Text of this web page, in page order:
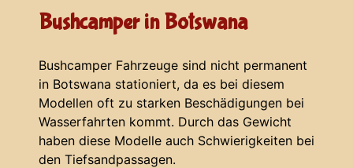
Bushcamper in Botswana
Bushcamper Fahrzeuge sind nicht permanent
in Botswana stationiert, da es bei diesem
Modellen oft zu starken Beschädigungen bei
Wasserfahrten kommt. Durch das Gewicht
haben diese Modelle auch Schwierigkeiten bei
den Tiefsandpassagen.